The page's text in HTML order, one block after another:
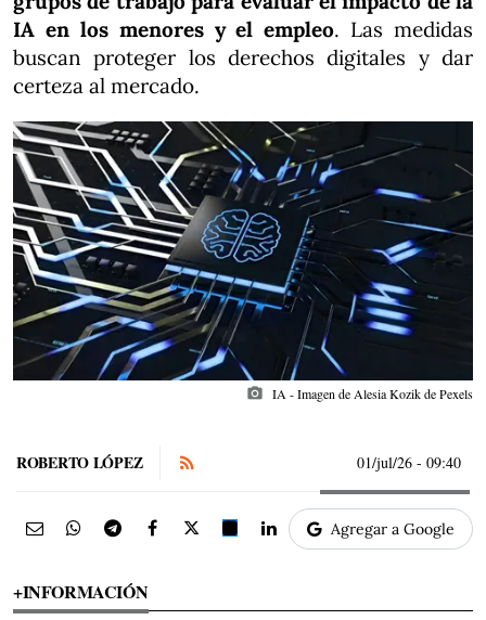
IA en los menores y el empleo. Las medidas
buscan proteger los derechos digitales y dar
certeza al mercado.
photo_camera IA - Imagen de Alesia Kozik de Pexels
ROBERTO LÓPEZ 01/jul/26 - 09:40
Agregar a Google
+INFORMACIÓN